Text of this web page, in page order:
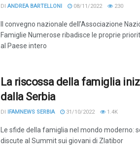
DI ANDREA BARTELLONI 08/11/2022 230
Il convegno nazionale dell’Associazione
Famiglie Numerose ribadisce le proprie
al Paese intero
La riscossa della famiglia
dalla Serbia
DI IFAMNEWS SERBIA 31/10/2022 1.4K
Le sfide della famiglia nel mondo moderno:
discute al Summit sui giovani di Zlatibor